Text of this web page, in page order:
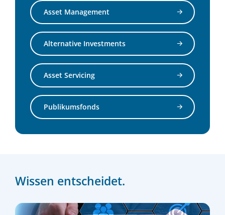
Asset Management
Alternative Investments
Asset Servicing
Publikumsfonds
Wissen entscheidet.